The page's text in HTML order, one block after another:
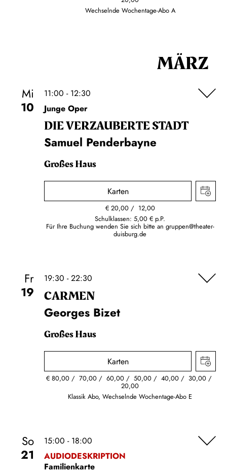
Wechselnde Wochentage-Abo A
MÄRZ
Mi
10
11:00 - 12:30
Junge Oper
DIE VERZAUBERTE STADT
Samuel Penderbayne
Großes Haus
Karten
€ 20,00
12,00
Schulklassen: 5,00 € p.P.
Für Ihre Buchung wenden Sie sich bitte an gruppen@theater-
duisburg.de
Fr
19
19:30 - 22:30
CARMEN
Georges Bizet
Großes Haus
Karten
€80,00 70,00 60,00 50,00 40,00 30,00
20,00
Klassik Abo, Wechselnde Wochentage-Abo E
So
21
15:00 - 18:00
AUDIODESKRIPTION
Familienkarte